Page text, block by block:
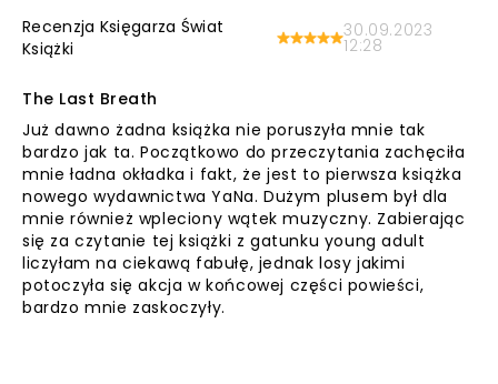
Recenzja Księgarza Świat
Książki
30.09.2023
12:28
The Last Breath
Już dawno żadna książka nie poruszyła mnie tak
bardzo jak ta. Początkowo do przeczytania zachęciła
mnie ładna okładka i fakt, że jest to pierwsza książka
nowego wydawnictwa YaNa. Dużym plusem był dla
mnie również wpleciony wątek muzyczny. Zabierając
się za czytanie tej książki z gatunku young adult
liczyłam na ciekawą fabułę, jednak losy jakimi
potoczyła się akcja w końcowej części powieści,
bardzo mnie zaskoczyły.